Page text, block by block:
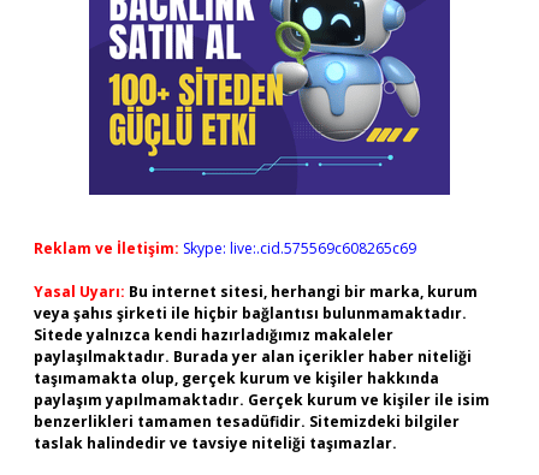
Reklam ve İletişim: Skype: live:.cid.575569c608265c69
Yasal Uyarı: Bu internet sitesi, herhangi bir marka, kurum
veya şahıs şirketi ile hiçbir bağlantısı bulunmamaktadır.
Sitede yalnızca kendi hazırladığımız makaleler
paylaşılmaktadır. Burada yer alan içerikler haber niteliği
taşımamakta olup, gerçek kurum ve kişiler hakkında
paylaşım yapılmamaktadır. Gerçek kurum ve kişiler ile isim
benzerlikleri tamamen tesadüfidir. Sitemizdeki bilgiler
taslak halindedir ve tavsiye niteliği taşımazlar.